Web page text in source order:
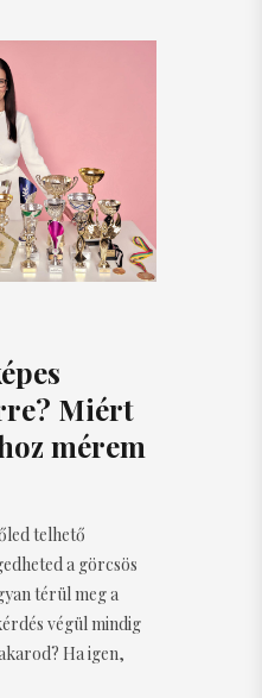
Miért
mérem
telhető
a görcsös
térül meg a
végül mindig
Ha igen,